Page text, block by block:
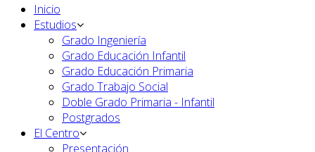
Inicio
Estudios
Grado Ingeniería
Grado Educación Infantil
Grado Educación Primaria
Grado Trabajo Social
Doble Grado Primaria - Infantil
Postgrados
El Centro
Presentación